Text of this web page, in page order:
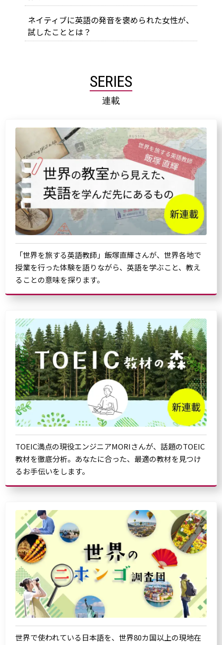
ネイティブに英語の発音を褒められた女性が、
試したこととは？
SERIES
連載
「世界を旅する英語教師」飯塚直輝さんが、世界各地で
授業を行った体験を語りながら、英語を学ぶこと、教え
ることの意味を探ります。
TOEIC満点の現役エンジニアMORIさんが、話題のTOEIC
教材を徹底分析。あなたに合った、最適の教材を見つけ
るお手伝いをします。
世界で使われている日本語を、世界80カ国以上の現地在